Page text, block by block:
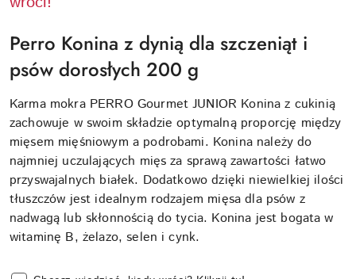
Perro Konina z dynią dla szczeniąt i
psów dorosłych 200 g
Karma mokra PERRO Gourmet JUNIOR Konina z cukinią
zachowuje w swoim składzie optymalną proporcję między
mięsem mięśniowym a podrobami. Konina należy do
najmniej uczulających mięs za sprawą zawartości łatwo
przyswajalnych białek. Dodatkowo dzięki niewielkiej ilości
tłuszczów jest idealnym rodzajem mięsa dla psów z
nadwagą lub skłonnością do tycia. Konina jest bogata w
witaminę B, żelazo, selen i cynk.